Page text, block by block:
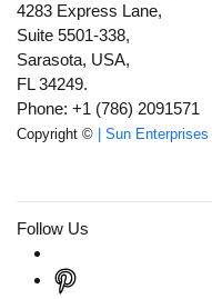
4283 Express Lane,
Suite 5501-338,
Sarasota, USA,
FL 34249.
Phone: +1 (786) 2091571
Copyright © | Sun Enterprises
Follow Us